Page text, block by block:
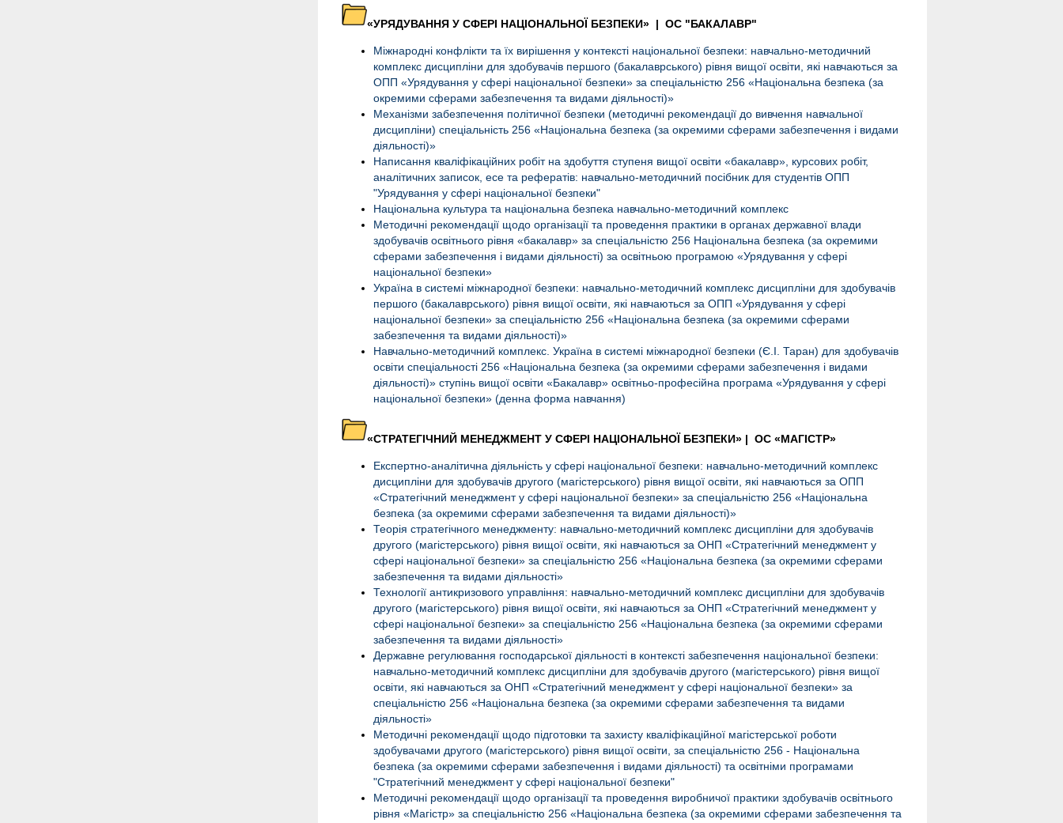
«УРЯДУВАННЯ У СФЕРІ НАЦІОНАЛЬНОЇ БЕЗПЕКИ» | ОС "БАКАЛАВР"
Міжнародні конфлікти та їх вирішення у контексті національної безпеки: навчально-методичний
комплекс дисципліни для здобувачів першого (бакалаврського) рівня вищої освіти, які навчаються за
ОПП «Урядування у сфері національної безпеки» за спеціальністю 256 «Національна безпека (за
окремими сферами забезпечення та видами діяльності)»
Механізми забезпечення політичної безпеки (методичні рекомендації до вивчення навчальної
дисципліни) спеціальність 256 «Національна безпека (за окремими сферами забезпечення і видами
діяльності)»
Написання кваліфікаційних робіт на здобуття ступеня вищої освіти «бакалавр», курсових робіт,
аналітичних записок, есе та рефератів: навчально-методичний посібник для студентів ОПП
"Урядування у сфері національної безпеки"
Національна культура та національна безпека навчально-методичний комплекс
Методичні рекомендації щодо організації та проведення практики в органах державної влади
здобувачів освітнього рівня «бакалавр» за спеціальністю 256 Національна безпека (за окремими
сферами забезпечення і видами діяльності) за освітньою програмою «Урядування у сфері
національної безпеки»
Україна в системі міжнародної безпеки: навчально-методичний комплекс дисципліни для здобувачів
першого (бакалаврського) рівня вищої освіти, які навчаються за ОПП «Урядування у сфері
національної безпеки» за спеціальністю 256 «Національна безпека (за окремими сферами
забезпечення та видами діяльності)»
Навчально-методичний комплекс. Україна в системі міжнародної безпеки (Є.I. Таран) для здобувачів
освіти спеціальності 256 «Національна безпека (за окремими сферами забезпечення і видами
діяльності)» ступінь вищої освіти «Бакалавр» освітньо-професійна програма «Урядування у сфері
національної безпеки» (денна форма навчання)
«СТРАТЕГІЧНИЙ МЕНЕДЖМЕНТ У СФЕРІ НАЦІОНАЛЬНОЇ БЕЗПЕКИ»| ОС «МАГІСТР»
Експертно-аналітична діяльність у сфері національної безпеки: навчально-методичний комплекс
дисципліни для здобувачів другого (магістерського) рівня вищої освіти, які навчаються за ОПП
«Стратегічний менеджмент у сфері національної безпеки» за спеціальністю 256 «Національна
безпека (за окремими сферами забезпечення та видами діяльності)»
Теорія стратегічного менеджменту: навчально-методичний комплекс дисципліни для здобувачів
другого (магістерського) рівня вищої освіти, які навчаються за ОНП «Стратегічний менеджмент у
сфері національної безпеки» за спеціальністю 256 «Національна безпека (за окремими сферами
забезпечення та видами діяльності»
Технології антикризового управління: навчально-методичний комплекс дисципліни для здобувачів
другого (магістерського) рівня вищої освіти, які навчаються за ОНП «Стратегічний менеджмент у
сфері національної безпеки» за спеціальністю 256 «Національна безпека (за окремими сферами
забезпечення та видами діяльності»
Державне регулювання господарської діяльності в контексті забезпечення національної безпеки:
навчально-методичний комплекс дисципліни для здобувачів другого (магістерського) рівня вищої
освіти, які навчаються за ОНП «Стратегічний менеджмент у сфері національної безпеки» за
спеціальністю 256 «Національна безпека (за окремими сферами забезпечення та видами
діяльності»
Методичні рекомендації щодо підготовки та захисту кваліфікаційної магістерської роботи
здобувачами другого (магістерського) рівня вищої освіти, за спеціальністю 256 - Національна
безпека (за окремими сферами забезпечення і видами діяльності) та освітніми програмами
"Стратегічний менеджмент у сфері національної безпеки"
Методичні рекомендації щодо організації та проведення виробничої практики здобувачів освітнього
рівня «Магістр» за спеціальністю 256 «Національна безпека (за окремими сферами забезпечення та